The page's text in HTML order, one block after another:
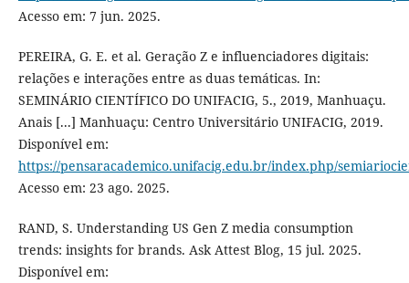
Acesso em: 7 jun. 2025.
PEREIRA, G. E. et al. Geração Z e influenciadores digitais:
relações e interações entre as duas temáticas. In:
SEMINÁRIO CIENTÍFICO DO UNIFACIG, 5., 2019, Manhuaçu.
Anais [...] Manhuaçu: Centro Universitário UNIFACIG, 2019.
Disponível em:
https://pensaracademico.unifacig.edu.br/index.php/
Acesso em: 23 ago. 2025.
RAND, S. Understanding US Gen Z media consumption
trends: insights for brands. Ask Attest Blog, 15 jul. 2025.
Disponível em: